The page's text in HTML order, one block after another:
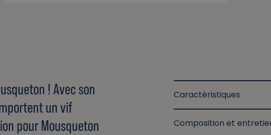
! Avec son
un vif
pour Mousqueton
Caractéristiques
Composition et